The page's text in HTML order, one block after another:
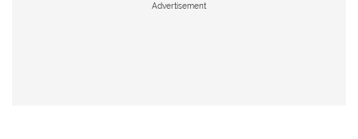
Advertisement